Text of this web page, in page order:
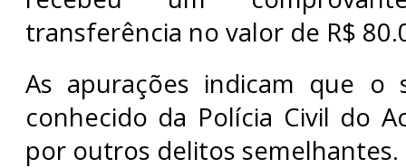
transferência no valor de R$
As apurações indicam que o
conhecido da Polícia Civil do
por outros delitos semelhantes.